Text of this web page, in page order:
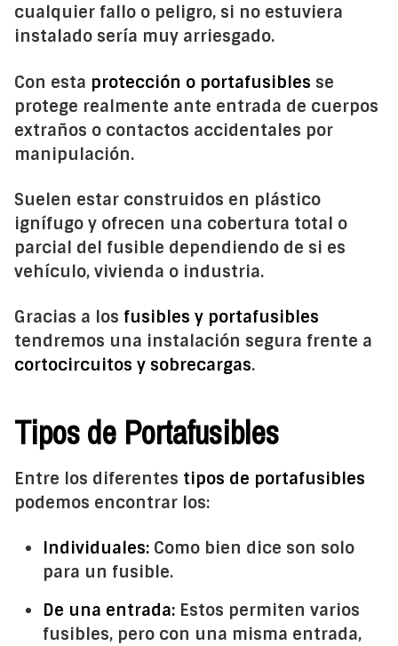
cualquier fallo o peligro, si no estuviera
instalado sería muy arriesgado.
Con esta protección o portafusibles se
protege realmente ante entrada de cuerpos
extraños o contactos accidentales por
manipulación.
Suelen estar construidos en plástico
ignífugo y ofrecen una cobertura total o
parcial del fusible dependiendo de si es
vehículo, vivienda o industria.
Gracias a los fusibles y portafusibles
tendremos una instalación segura frente a
cortocircuitos y sobrecargas.
Tipos de Portafusibles
Entre los diferentes tipos de portafusibles
podemos encontrar los:
Individuales: Como bien dice son solo
para un fusible.
De una entrada: Estos permiten varios
fusibles, pero con una misma entrada,